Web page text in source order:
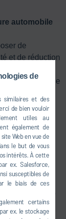
de
similaires et des
de bien vouloir
utiles au
également de
Web en vue de
le but de vous
intérêts. À cette
ex. Salesforce,
susceptibles de
le biais de ces
certains
ex. le stockage
automobile
de
et de réduction
carrosserie
partout où le
C’est
étapes de
des solutions
sur la
Lars
et la
RoDip E
devenir RoDip
de se
la